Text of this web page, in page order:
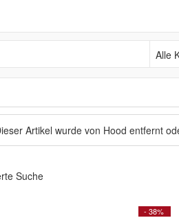
Alle
Artikel wurde von Hood entfernt
Suche
- 38%